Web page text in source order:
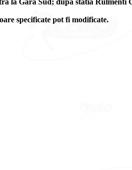
la Gara Sud; dupa statia
specificate pot fi modificate.